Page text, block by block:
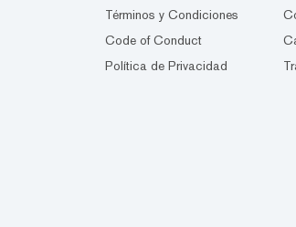
Términos y Condiciones
Code of Conduct
Política de Privacidad